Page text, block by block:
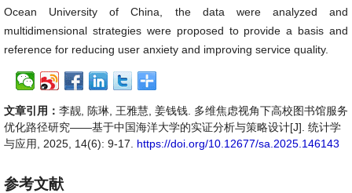
Ocean University of China, the data were analyzed and
multidimensional strategies were proposed to provide a basis and
reference for reducing user anxiety and improving service quality.
文章引用： 李靓, 陈琳, 王雅慧, 姜钱钱. 多维焦虑视角下高校图书馆服务
优化路径研究——基于中国海洋大学的实证分析与策略设计[J]. 统计学
与应用, 2025, 14(6): 9-17. https://doi.org/10.12677/sa.2025.146143
参考文献